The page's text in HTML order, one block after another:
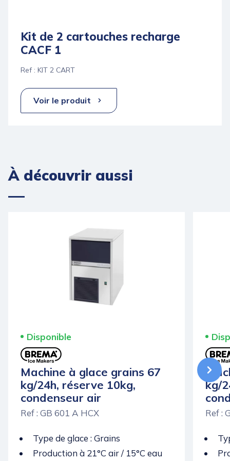
Kit de 2 cartouches recharge
CACF 1
Ref : KIT 2 CART
Voir le produit
À découvrir aussi
Disponible
Machine à glace grains 67
kg/24h, réserve 10kg,
condenseur air
Ref : GB 601 A HCX
Type de glace : Grains
Production à 21°C air / 15°C eau
kg/
Ref :